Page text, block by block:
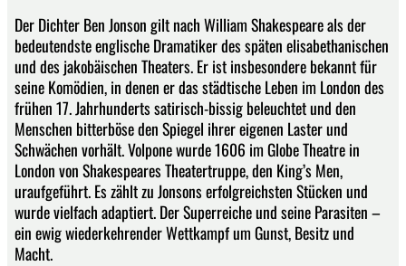
Der Dichter Ben Jonson gilt nach William Shakespeare als der
bedeutendste englische Dramatiker des späten elisabethanischen
und des jakobäischen Theaters. Er ist insbesondere bekannt für
seine Komödien, in denen er das städtische Leben im London des
frühen 17. Jahrhunderts satirisch-bissig beleuchtet und den
Menschen bitterböse den Spiegel ihrer eigenen Laster und
Schwächen vorhält. Volpone wurde 1606 im Globe Theatre in
London von Shakespeares Theatertruppe, den King’s Men,
uraufgeführt. Es zählt zu Jonsons erfolgreichsten Stücken und
wurde vielfach adaptiert. Der Superreiche und seine Parasiten –
ein ewig wiederkehrender Wettkampf um Gunst, Besitz und
Macht.